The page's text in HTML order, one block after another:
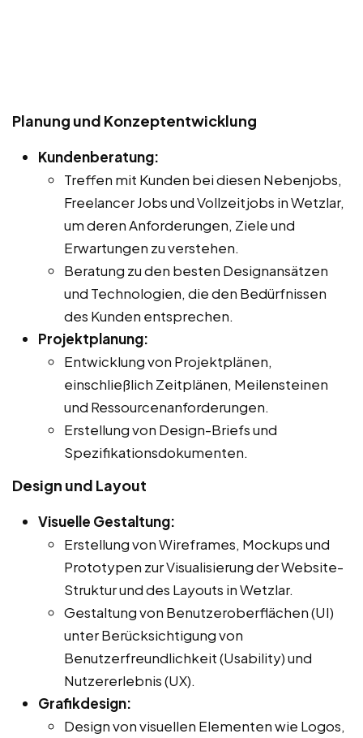
Planung und Konzeptentwicklung
Kundenberatung:
Treffen mit Kunden bei diesen Nebenjobs,
Freelancer Jobs und Vollzeitjobs in Wetzlar,
um deren Anforderungen, Ziele und
Erwartungen zu verstehen.
Beratung zu den besten Designansätzen
und Technologien, die den Bedürfnissen
des Kunden entsprechen.
Projektplanung:
Entwicklung von Projektplänen,
einschließlich Zeitplänen, Meilensteinen
und Ressourcenanforderungen.
Erstellung von Design-Briefs und
Spezifikationsdokumenten.
Design und Layout
Visuelle Gestaltung:
Erstellung von Wireframes, Mockups und
Prototypen zur Visualisierung der Website-
Struktur und des Layouts in Wetzlar.
Gestaltung von Benutzeroberflächen (UI)
unter Berücksichtigung von
Benutzerfreundlichkeit (Usability) und
Nutzererlebnis (UX).
Grafikdesign:
Design von visuellen Elementen wie Logos,